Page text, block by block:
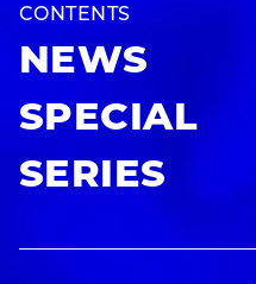
CONTENTS
NEWS
SPECIAL
SERIES